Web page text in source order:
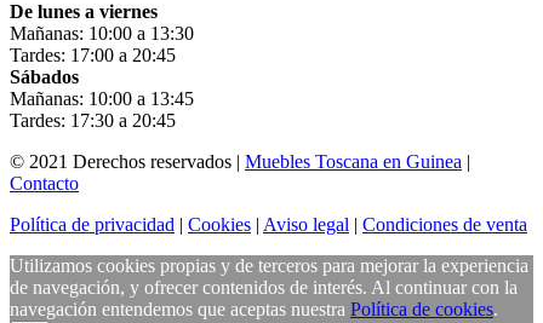
De lunes a viernes
Mañanas: 10:00 a 13:30
Tardes: 17:00 a 20:45
Sábados
Mañanas: 10:00 a 13:45
Tardes: 17:30 a 20:45
© 2021 Derechos reservados | Muebles Toscana en Guinea |
Contacto
Política de privacidad | Cookies | Aviso legal | Condiciones de venta
Utilizamos cookies propias y de terceros para mejorar la experiencia
de navegación, y ofrecer contenidos de interés. Al continuar con la
navegación entendemos que aceptas nuestra Política de cookies.